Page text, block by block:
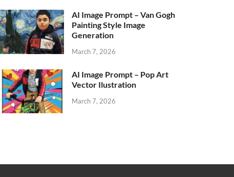
AI Image Prompt – Van Gogh
Painting Style Image
Generation
March 7, 2026
AI Image Prompt – Pop Art
Vector Ilustration
March 7, 2026